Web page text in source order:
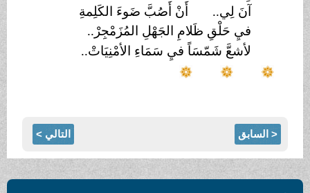
آنَ لِي.. أَنْ أَصُبَّ ضَوءَ الكَلِمةِ
فيِ حَلْقِ ظَلامِ الجَهْلِ المُزَمْجِرْ..
لأشعَّ شَمّسَاً فيِ سَمَاءِ الأمْنِيَاتْ..
< السابق التالي >